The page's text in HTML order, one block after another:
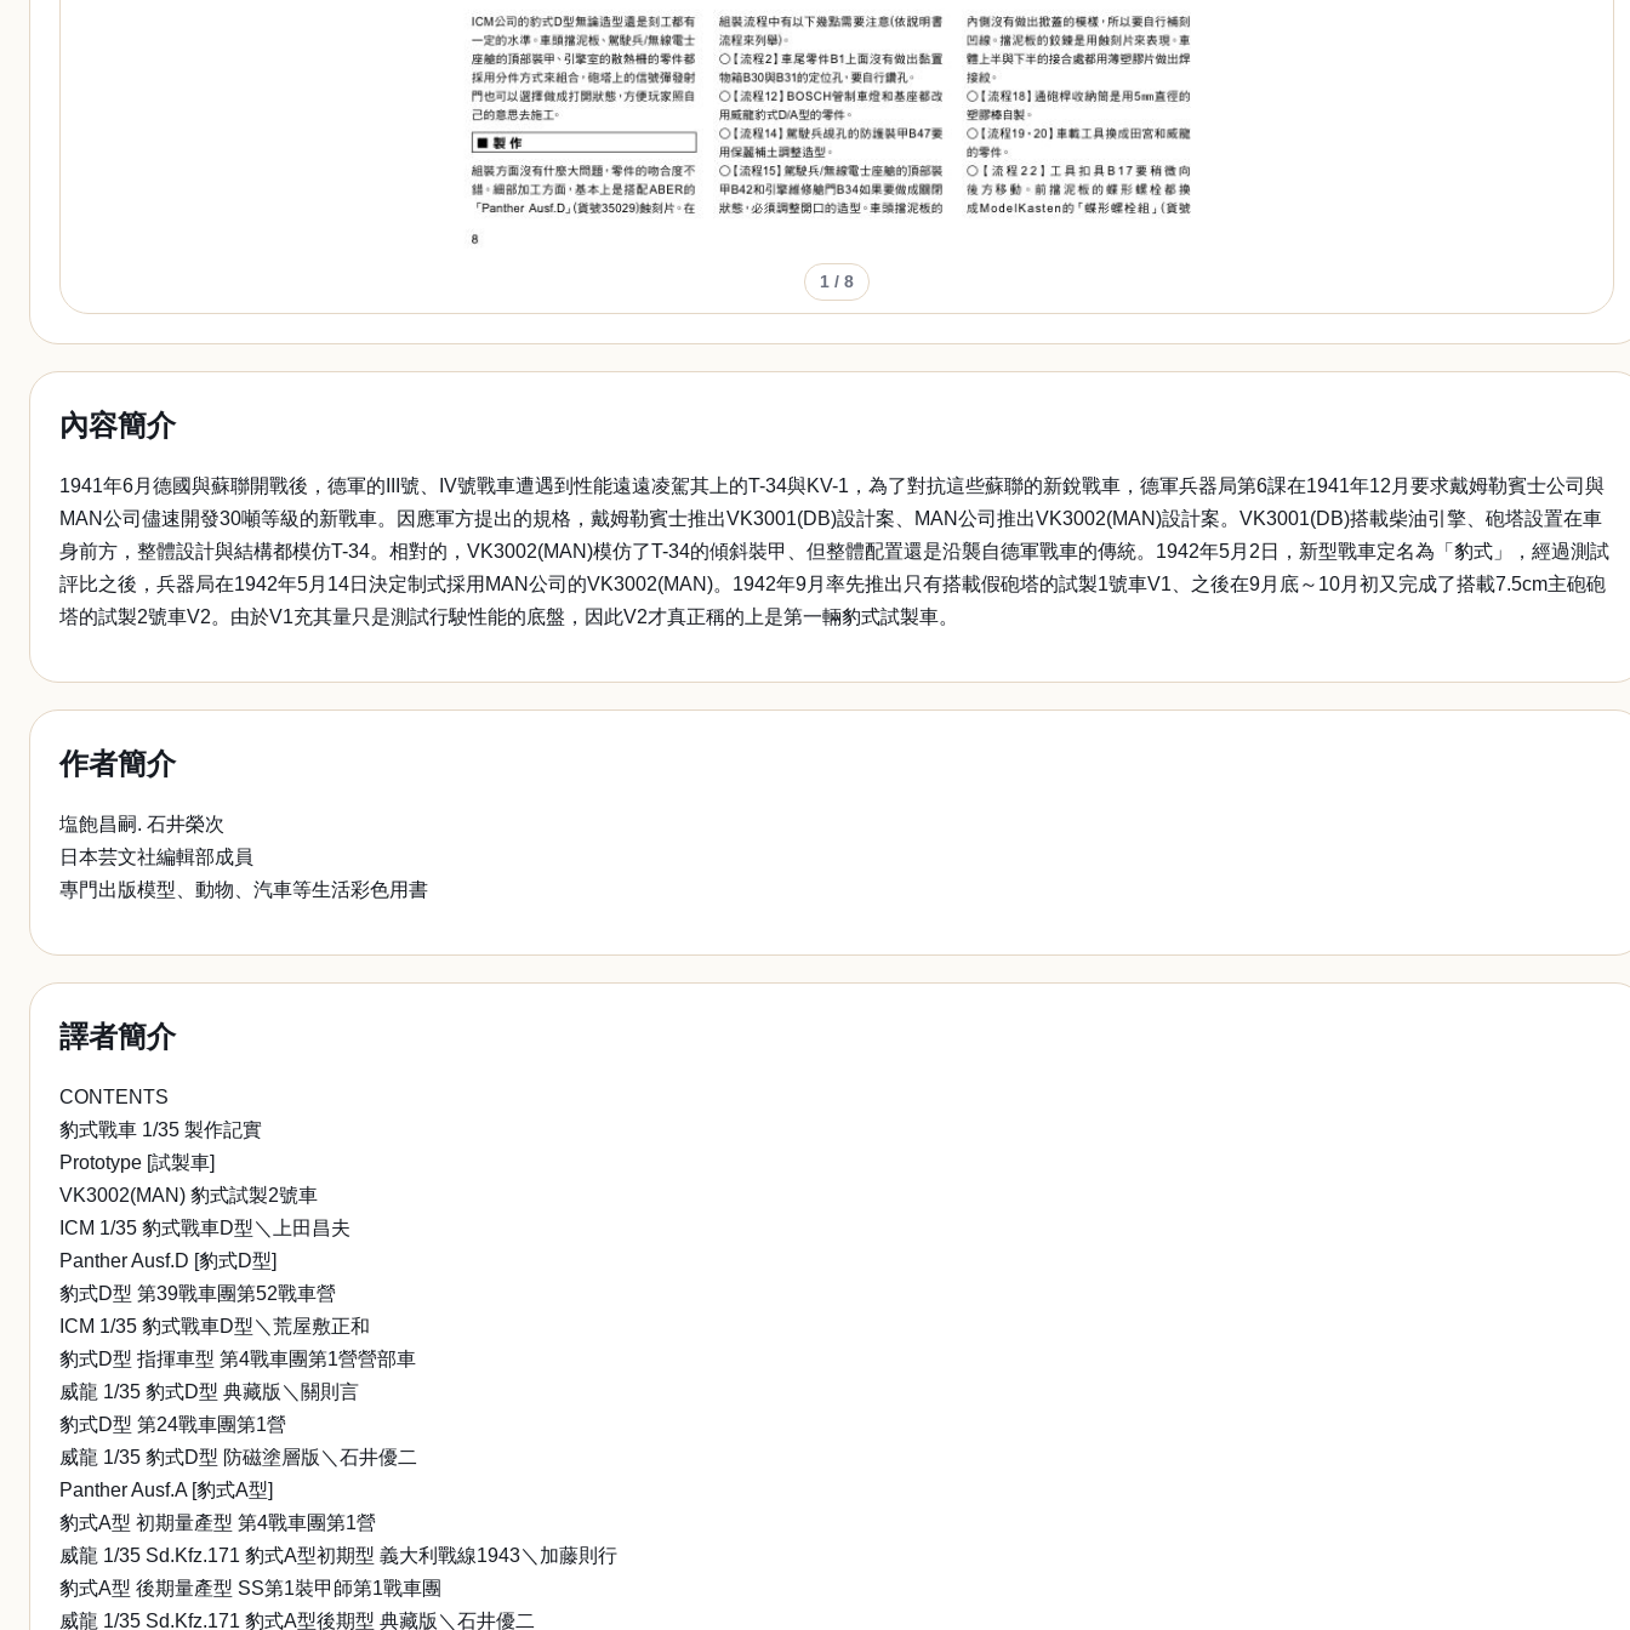
1 / 8
內容簡介
1941年6月德國與蘇聯開戰後，德軍的III號、IV號戰車遭遇到性能遠遠凌駕其上的T-34與KV-1，為了對抗這些蘇聯的新銳戰車，德軍兵器局第6課在1941年12月要求戴姆勒賓士公司與
MAN公司儘速開發30噸等級的新戰車。因應軍方提出的規格，戴姆勒賓士推出VK3001(DB)設計案、MAN公司推出VK3002(MAN)設計案。VK3001(DB)搭載柴油引擎、砲塔設置在車
身前方，整體設計與結構都模仿T-34。相對的，VK3002(MAN)模仿了T-34的傾斜裝甲、但整體配置還是沿襲自德軍戰車的傳統。1942年5月2日，新型戰車定名為「豹式」，經過測試
評比之後，兵器局在1942年5月14日決定制式採用MAN公司的VK3002(MAN)。1942年9月率先推出只有搭載假砲塔的試製1號車V1、之後在9月底～10月初又完成了搭載7.5cm主砲砲
塔的試製2號車V2。由於V1充其量只是測試行駛性能的底盤，因此V2才真正稱的上是第一輛豹式試製車。
作者簡介
塩飽昌嗣. 石井榮次
日本芸文社編輯部成員
專門出版模型、動物、汽車等生活彩色用書
譯者簡介
CONTENTS
豹式戰車 1/35 製作記實
Prototype [試製車]
VK3002(MAN) 豹式試製2號車
ICM 1/35 豹式戰車D型＼上田昌夫
Panther Ausf.D [豹式D型]
豹式D型 第39戰車團第52戰車營
ICM 1/35 豹式戰車D型＼荒屋敷正和
豹式D型 指揮車型 第4戰車團第1營營部車
威龍 1/35 豹式D型 典藏版＼關則言
豹式D型 第24戰車團第1營
威龍 1/35 豹式D型 防磁塗層版＼石井優二
Panther Ausf.A [豹式A型]
豹式A型 初期量產型 第4戰車團第1營
威龍 1/35 Sd.Kfz.171 豹式A型初期型 義大利戰線1943＼加藤則行
豹式A型 後期量產型 SS第1裝甲師第1戰車團
威龍 1/35 Sd.Kfz.171 豹式A型後期型 典藏版＼石井優二